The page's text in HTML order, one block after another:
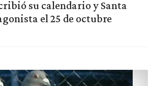
su calendario y Santa
el 25 de octubre